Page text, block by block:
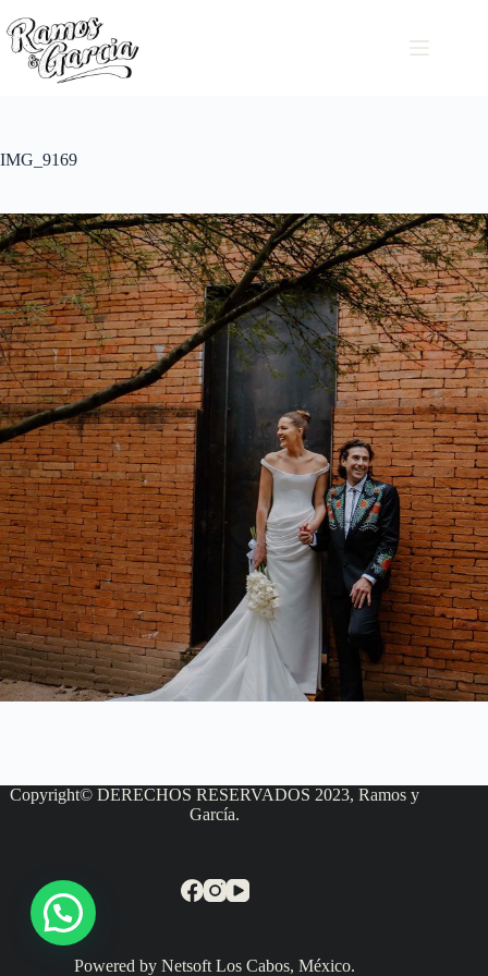
IMG_9169
Copyright© DERECHOS RESERVADOS 2023, Ramos y
García.
Powered by Netsoft Los Cabos, México.